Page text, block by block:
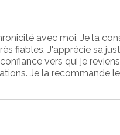
avec moi. Je la
fiables. J'apprécie sa
vers qui je
Je la recommande